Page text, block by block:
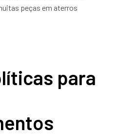
peças em aterros
para